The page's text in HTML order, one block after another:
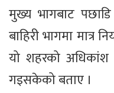
मुख्य भागबाट
बाहिरी भागमा मात्र
यो शहरको अधिकांश
गइसकेको बताए ।